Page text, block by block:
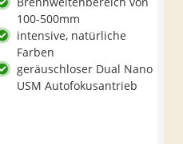
100-500mm
intensive, natürliche
Farben
geräuschloser Dual Nano
USM Autofokusantrieb